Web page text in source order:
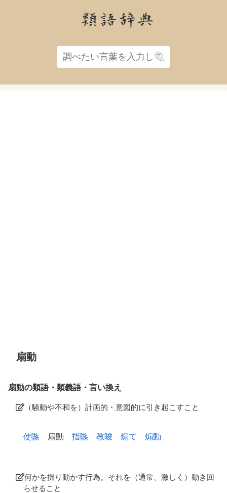
扇動
扇動の類語・類義語・言い換え
（騒動や不和を）計画的・意図的に引き起こすこと
使嗾 扇動 指嗾 教唆 煽て 煽動
何かを揺り動かす行為。それを（通常、激しく）動き回
らせること